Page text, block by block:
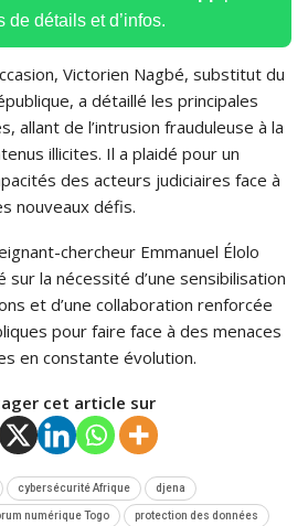
de détails et d’infos.
Victorien Nagbé, substitut du
a détaillé les principales
allant de l’intrusion frauduleuse à la
illicites. Il a plaidé pour un
des acteurs judiciaires face à
nouveaux défis.
chercheur Emmanuel Élolo
la nécessité d’une sensibilisation
et d’une collaboration renforcée
pour faire face à des menaces
en constante évolution.
cet article sur
cybersécurité Afrique djena
numérique Togo protection des données